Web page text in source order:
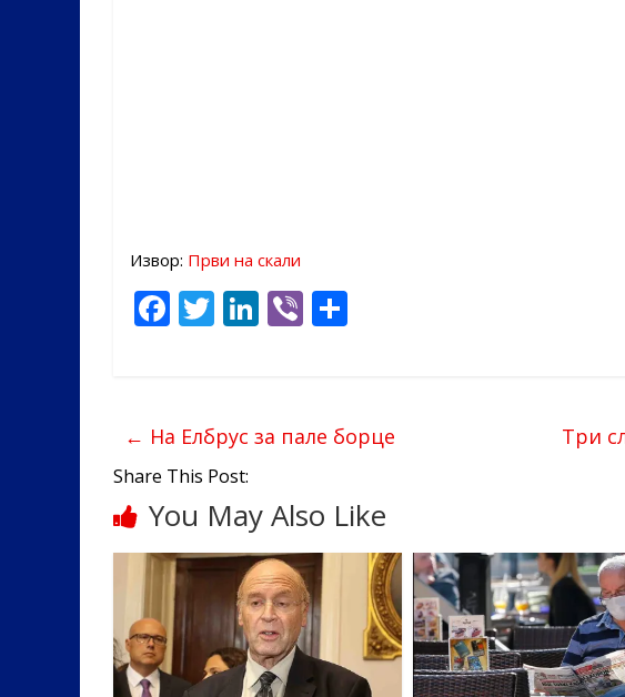
Извор: Први на скали
F
o
o
k
T Li
dI
Vi
← На Елбрус за пале борце Три
Share This Post:
You May Also Like